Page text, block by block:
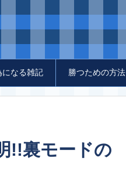
になる雑記 勝つための方法
!!裏モードの